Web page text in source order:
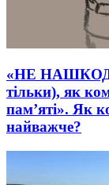
«НЕ
тільки), як
пам’яті». Як
найважче?